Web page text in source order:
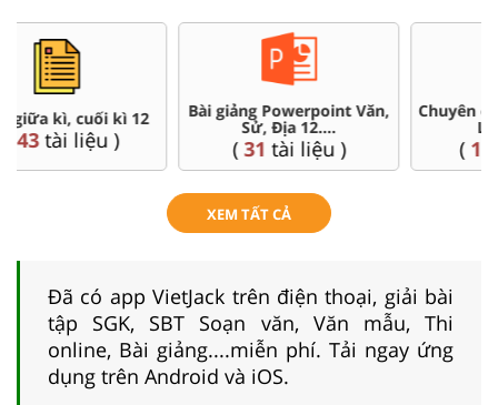
Chuyên đề dạy thêm Toán,
Lí, Hóa ...12
(104tài liệu )
Đề thi HSG 12
(4tài liệu )
XEM TẤT CẢ
Đã có app VietJack trên điện thoại, giải bài
tập SGK, SBT Soạn văn, Văn mẫu, Thi
online, Bài giảng....miễn phí. Tải ngay ứng
dụng trên Android và iOS.